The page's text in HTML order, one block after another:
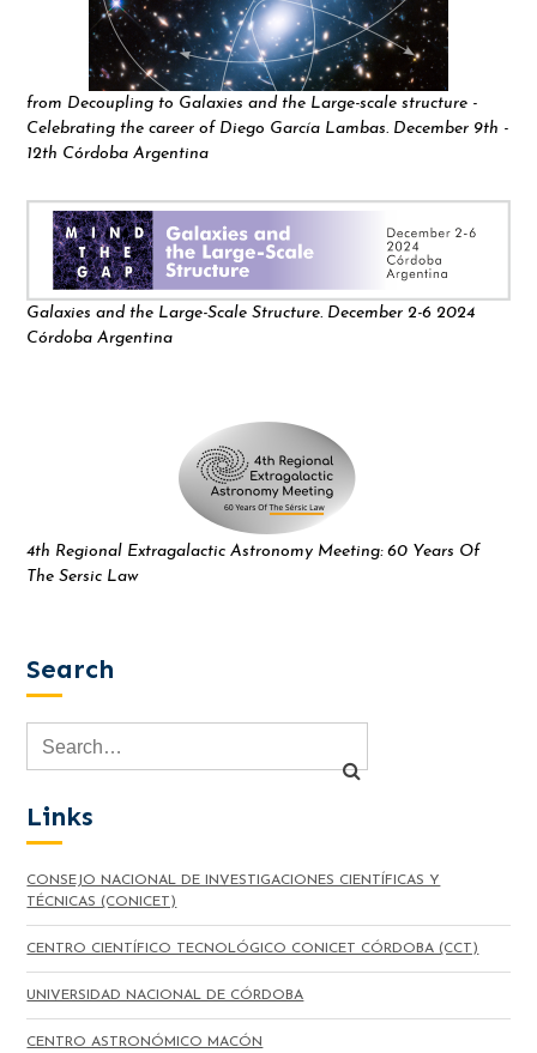
from Decoupling to Galaxies and the Large-scale structure -
Celebrating the career of Diego García Lambas. December 9th -
12th Córdoba Argentina
Galaxies and the Large-Scale Structure. December 2-6 2024
Córdoba Argentina
4th Regional Extragalactic Astronomy Meeting: 60 Years Of
The Sersic Law
Search
Links
CONSEJO NACIONAL DE INVESTIGACIONES CIENTÍFICAS Y
TÉCNICAS (CONICET)
CENTRO CIENTÍFICO TECNOLÓGICO CONICET CÓRDOBA (CCT)
UNIVERSIDAD NACIONAL DE CÓRDOBA
CENTRO ASTRONÓMICO MACÓN